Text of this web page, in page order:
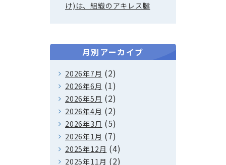
け)は、組織のアキレス腱
月別アーカイブ
2026年7月 (2)
2026年6月 (1)
2026年5月 (2)
2026年4月 (2)
2026年3月 (5)
2026年1月 (7)
2025年12月 (4)
2025年11月 (2)